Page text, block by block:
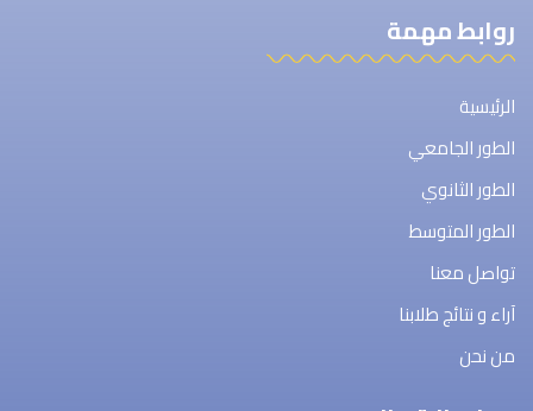
روابط مهمة
الرئيسية
الطور الجامعي
الطور الثانوي
الطور المتوسط
تواصل معنا
آراء و نتائج طلابنا
من نحن